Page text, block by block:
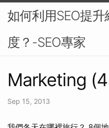
如何利用SEO提
度？-SEO專家
Marketing
Sep 15, 2013